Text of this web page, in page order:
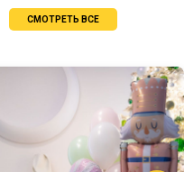
СМОТРЕТЬ ВСЕ